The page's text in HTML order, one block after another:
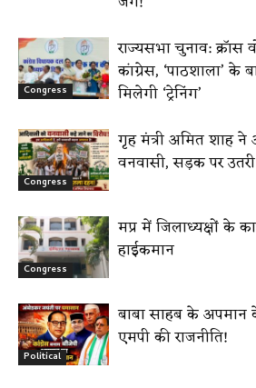
Congress
राज्यसभा चुनाव:
कांग्रेस, ‘पाठशाला’ के
मिलेगी ‘ट्रेनिंग’
Congress
गृह मंत्री अमित शाह ने
वनवासी, सड़क पर
Congress
मप्र में जिलाध्यक्षों के
हाईकमान
Political
बाबा साहब के अपमान
एमपी की राजनीति!